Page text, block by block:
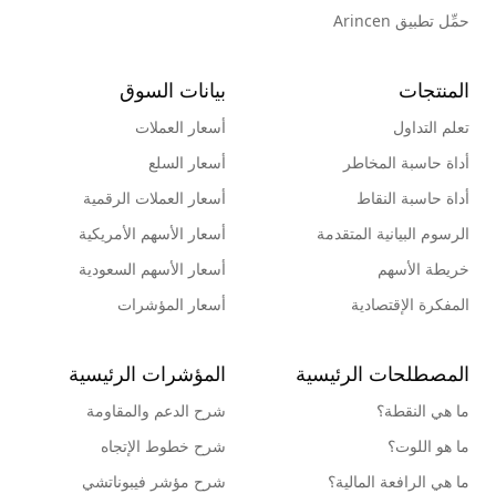
حمِّل تطبيق Arincen
المنتجات
تعلم التداول
أداة حاسبة المخاطر
أداة حاسبة النقاط
الرسوم البيانية المتقدمة
خريطة الأسهم
المفكرة الإقتصادية
بيانات السوق
أسعار العملات
أسعار السلع
أسعار العملات الرقمية
أسعار الأسهم الأمريكية
أسعار الأسهم السعودية
أسعار المؤشرات
المصطلحات الرئيسية
ما هي النقطة؟
ما هو اللوت؟
ما هي الرافعة المالية؟
المؤشرات الرئيسية
شرح الدعم والمقاومة
شرح خطوط الإتجاه
شرح مؤشر فيبوناتشي